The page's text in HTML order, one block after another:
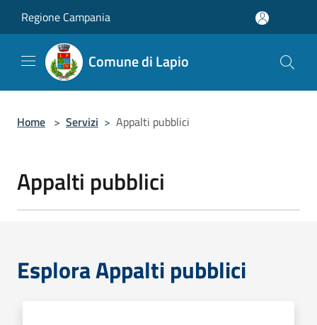
Regione Campania
Comune di Lapio
Home > Servizi > Appalti pubblici
Appalti pubblici
Esplora Appalti pubblici